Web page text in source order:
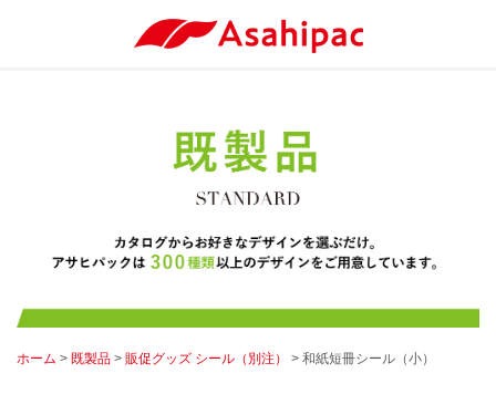
ホーム > 既製品 > 販促グッズ シール（別注） > 和紙短冊シール（小）